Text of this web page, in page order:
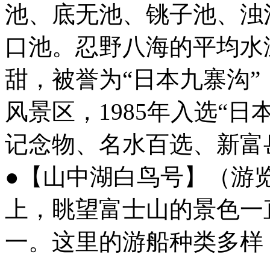
池、底无池、铫子池、
口池。忍野八海的平均
甜，被誉为“日本九寨沟
风景区，1985年入选“日
记念物、名水百选、新
●【山中湖白鸟号】（游
上，眺望富士山的景色
一。这里的游船种类多